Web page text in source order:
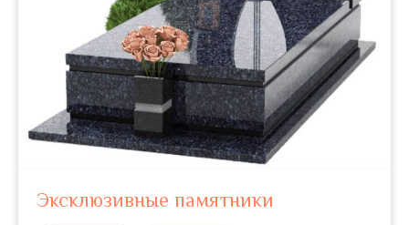
Эксклюзивные памятники